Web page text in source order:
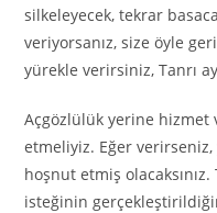
silkeleyecek, tekrar
veriyorsanız, size öyle
yürekle verirsiniz, Tanrı
Açgözlülük yerine hizmet
etmeliyiz. Eğer verirseniz,
hoşnut etmiş olacaksınız.
isteğinin